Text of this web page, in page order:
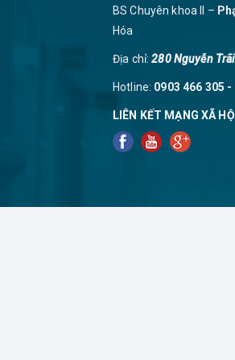
BS Chuyên khoa II –
Hóa
Địa chỉ:280 Nguyễn
Hotline: 0903 466 305
LIÊN KẾT MẠNG XÃ HỘI